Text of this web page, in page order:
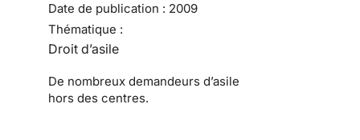
Date de publication : 2009
Thématique :
Droit d’asile
De nombreux demandeurs d’asile
hors des centres.